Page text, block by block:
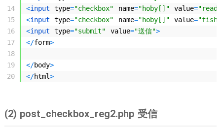
14
15
16
17
18
19
20
<input type="checkbox" name="hoby[]" value=
<input type="checkbox" name="hoby[]" value=
<input type="submit" value="送信">
</form>
</body>
</html>
(2) post_checkbox_reg2.php 受信